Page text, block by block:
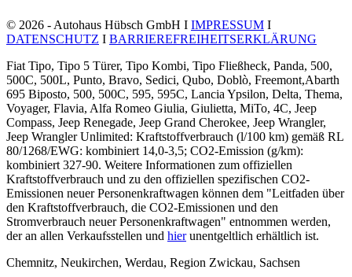
© 2026 - Autohaus Hübsch GmbH I IMPRESSUM I
DATENSCHUTZ I BARRIEREFREIHEITSERKLÄRUNG
Fiat Tipo, Tipo 5 Türer, Tipo Kombi, Tipo Fließheck, Panda, 500,
500C, 500L, Punto, Bravo, Sedici, Qubo, Doblò, Freemont,Abarth
695 Biposto, 500, 500C, 595, 595C, Lancia Ypsilon, Delta, Thema,
Voyager, Flavia, Alfa Romeo Giulia, Giulietta, MiTo, 4C, Jeep
Compass, Jeep Renegade, Jeep Grand Cherokee, Jeep Wrangler,
Jeep Wrangler Unlimited: Kraftstoffverbrauch (l/100 km) gemäß RL
80/1268/EWG: kombiniert 14,0-3,5; CO2-Emission (g/km):
kombiniert 327-90. Weitere Informationen zum offiziellen
Kraftstoffverbrauch und zu den offiziellen spezifischen CO2-
Emissionen neuer Personenkraftwagen können dem "Leitfaden über
den Kraftstoffverbrauch, die CO2-Emissionen und den
Stromverbrauch neuer Personenkraftwagen" entnommen werden,
der an allen Verkaufsstellen und hierunentgeltlich erhältlich ist.
Chemnitz, Neukirchen, Werdau, Region Zwickau, Sachsen